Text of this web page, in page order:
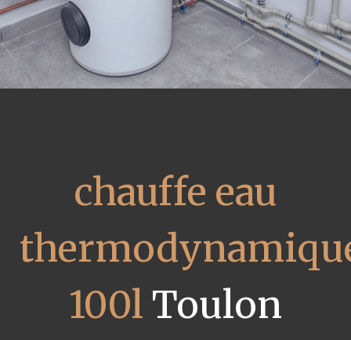
chauffe eau
100l Toulon